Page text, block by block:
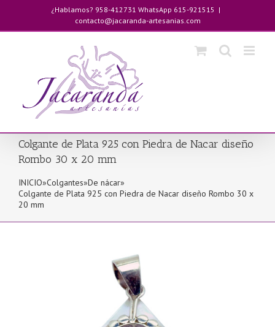
contenido
¿Hablamos? 958-412731 WhatsApp 615-921515 |
contacto@jacaranda-artesanias.com
Colgante de Plata 925 con Piedra de Nacar diseño
Rombo 30 x 20 mm
INICIO»Colgantes»De nácar»
Colgante de Plata 925 con Piedra de Nacar diseño Rombo 30 x
20 mm